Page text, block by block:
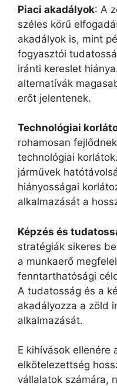
Piaci akadályok: A
széles körű
akadályok is, mint
fogyasztói
iránti kereslet
alternatívák
erőt jelentenek.
Technológiai k
rohamosan
technológiai
járművek
hiányosságai
alkalmazását a
Képzés és t
stratégiák sikeres
a munkaerő
fenntarthatósági
A tudatosság és a
akadályozza a zöld
alkalmazását.
E kihívások ellenére
elkötelezettség
vállalatok számára,